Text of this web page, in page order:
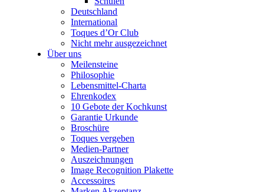
Deutschland
International
Toques d’Or Club
Nicht mehr ausgezeichnet
Über uns
Meilensteine
Philosophie
Lebensmittel-Charta
Ehrenkodex
10 Gebote der Kochkunst
Garantie Urkunde
Broschüre
Toques vergeben
Medien-Partner
Auszeichnungen
Image Recognition Plakette
Accessoires